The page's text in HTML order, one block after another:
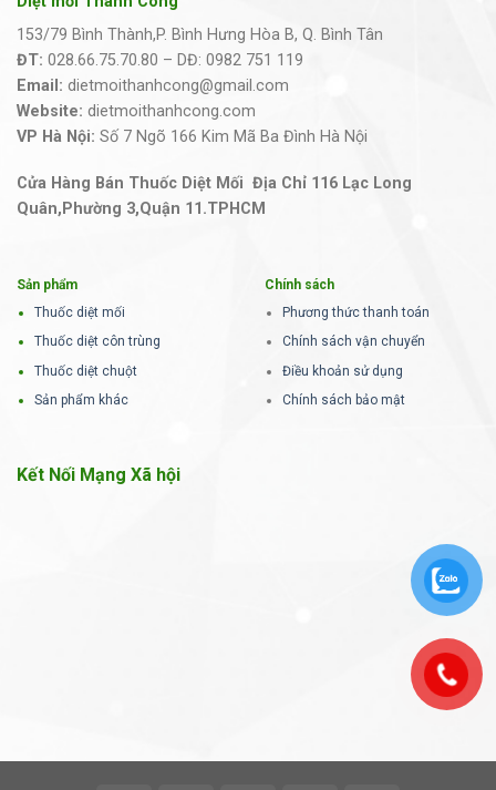
153/79 Bình Thành,P. Bình Hưng Hòa B, Q. Bình Tân
ĐT: 028.66.75.70.80 – DĐ: 0982 751 119
Email: dietmoithanhcong@gmail.com
Website: dietmoithanhcong.com
VP Hà Nội: Số 7 Ngõ 166 Kim Mã Ba Đình Hà Nội
Cửa Hàng Bán Thuốc Diệt Mối Địa Chỉ 116 Lạc Long
Quân,Phường 3,Quận 11.TPHCM
Sản phẩm
Thuốc diệt mối
Thuốc diệt côn trùng
Thuốc diệt chuột
Sản phẩm khác
Chính sách
Phương thức thanh toán
Chính sách vận chuyển
Điều khoản sử dụng
Chính sách bảo mật
Kết Nối Mạng Xã hội